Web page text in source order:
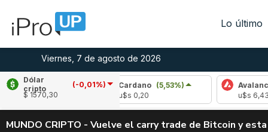
Lo último
Viernes, 7 de agosto de 2026
Dólar
cripto
(-0,01%)
$ 1570,30
Cardano
(5,53%)
Avalanche (-
MUNDO CRIPTO - Vuelve el carry trade de Bitcoin y